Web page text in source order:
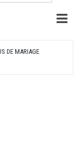
DE MARIAGE